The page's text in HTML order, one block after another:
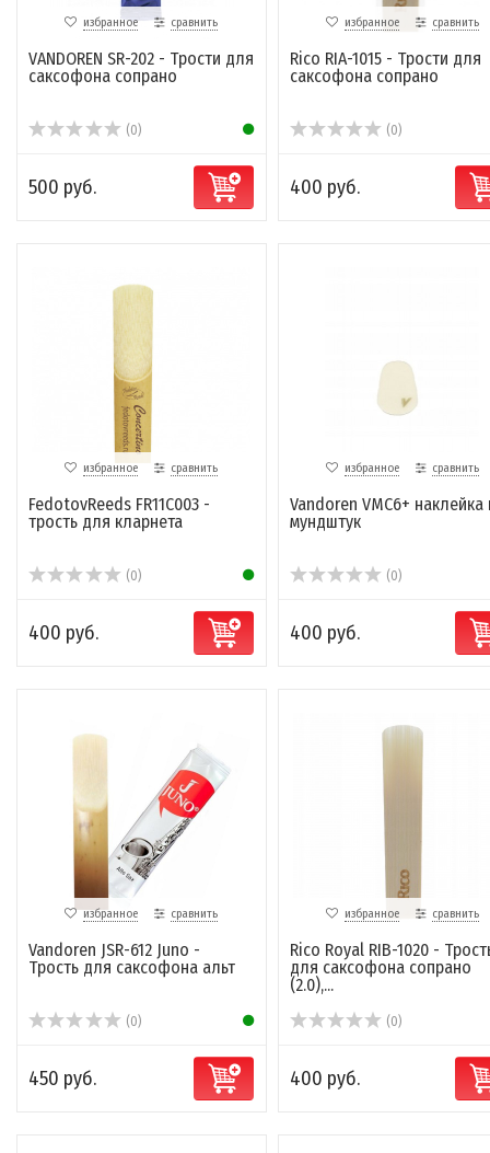
избранное сравнить
VANDOREN SR-202 - Трости для
саксофона сопрано
(0)
500 руб.
избранное сравнить
Rico RIA-1015 - Трости для
саксофона сопрано
(0)
400 руб.
избранное сравнить
FedotovReeds FR11C003 -
трость для кларнета
(0)
400 руб.
избранное сравнить
Vandoren VMC6+ наклейка
мундштук
(0)
400 руб.
избранное сравнить
Vandoren JSR-612 Juno -
Трость для саксофона альт
(0)
450 руб.
избранное сравнить
Rico Royal RIB-1020 -
для саксофона сопрано
(2.0),...
(0)
400 руб.